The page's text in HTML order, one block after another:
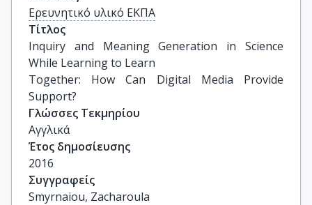
Ερευνητικό υλικό ΕΚΠΑ
Τίτλος
Inquiry and Meaning Generation in Science
While Learning to Learn
Together: How Can Digital Media Provide
Support?
Γλώσσες Τεκμηρίου
Αγγλικά
Έτος δημοσίευσης
2016
Συγγραφείς
Smyrnaiou, Zacharoula